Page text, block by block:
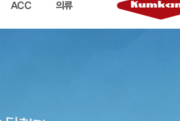
ACC 의류